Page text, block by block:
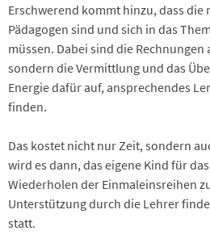
Erschwerend kommt hinzu, dass die
Pädagogen sind und sich in das
müssen. Dabei sind die
sondern die Vermittlung und das
Energie dafür auf, ansprechendes
finden.
Das kostet nicht nur Zeit, sondern
wird es dann, das eigene Kind für
Wiederholen der Einmaleinsreihen
Unterstützung durch die Lehrer
statt.